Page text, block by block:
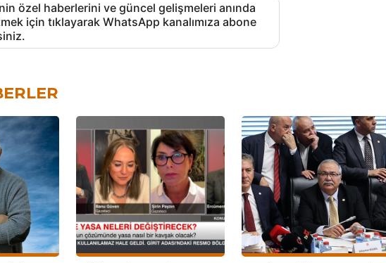
özel haberlerini ve güncel gelişmeleri anında
için tıklayarak WhatsApp kanalımıza abone